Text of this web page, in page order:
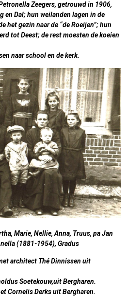
Zeegers, getrouwd in 1906,
en Dal; hun weilanden lagen in de
het gezin naar de “de Roeijen”; hun
tot Deest; de rest moesten de koeien
naar school en de kerk.
Marie, Nellie, Anna, Truus, pa Jan
(1881-1954), Gradus
architect Thé Dinnissen uit
Soetekouw,uit Bergharen.
Cornelis Derks uit Bergharen.